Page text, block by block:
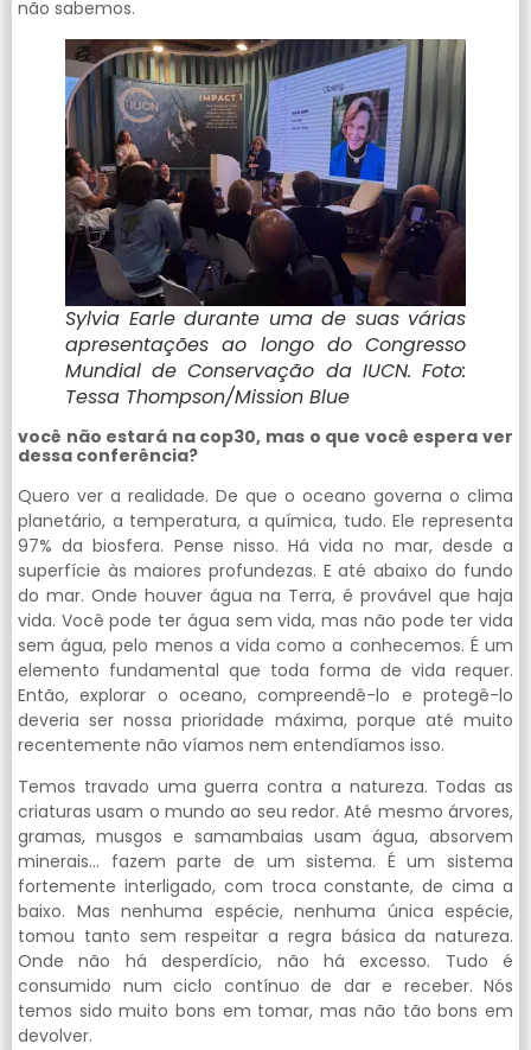
não sabemos.
Sylvia Earle durante uma de suas várias
apresentações ao longo do Congresso
Mundial de Conservação da IUCN. Foto:
Tessa Thompson/Mission Blue
você não estará na cop30, mas o que você espera ver
dessa conferência?
Quero ver a realidade. De que o oceano governa o clima
planetário, a temperatura, a química, tudo. Ele representa
97% da biosfera. Pense nisso. Há vida no mar, desde a
superfície às maiores profundezas. E até abaixo do fundo
do mar. Onde houver água na Terra, é provável que haja
vida. Você pode ter água sem vida, mas não pode ter vida
sem água, pelo menos a vida como a conhecemos. É um
elemento fundamental que toda forma de vida requer.
Então, explorar o oceano, compreendê-lo e protegê-lo
deveria ser nossa prioridade máxima, porque até muito
recentemente não víamos nem entendíamos isso.
Temos travado uma guerra contra a natureza. Todas as
criaturas usam o mundo ao seu redor. Até mesmo árvores,
gramas, musgos e samambaias usam água, absorvem
minerais… fazem parte de um sistema. É um sistema
fortemente interligado, com troca constante, de cima a
baixo. Mas nenhuma espécie, nenhuma única espécie,
tomou tanto sem respeitar a regra básica da natureza.
Onde não há desperdício, não há excesso. Tudo é
consumido num ciclo contínuo de dar e receber. Nós
temos sido muito bons em tomar, mas não tão bons em
devolver.